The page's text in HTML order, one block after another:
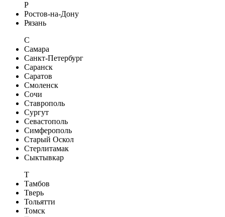
Р
Ростов-на-Дону
Рязань
С
Самара
Санкт-Петербург
Саранск
Саратов
Смоленск
Сочи
Ставрополь
Сургут
Севастополь
Симферополь
Старый Оскол
Стерлитамак
Сыктывкар
Т
Тамбов
Тверь
Тольятти
Томск